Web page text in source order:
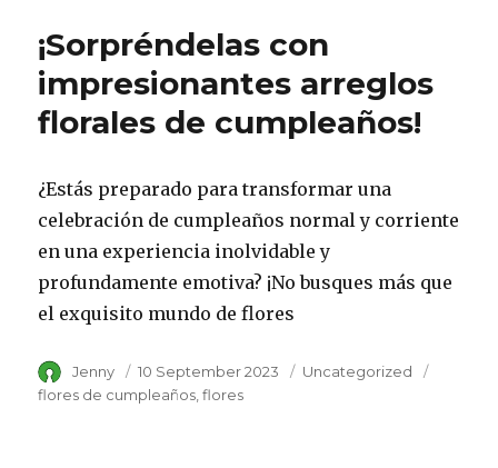
¡Sorpréndelas con
impresionantes arreglos
florales de cumpleaños!
¿Estás preparado para transformar una
celebración de cumpleaños normal y corriente
en una experiencia inolvidable y
profundamente emotiva? ¡No busques más que
el exquisito mundo de flores
Author
Jenny
Posted
on
10 September 2023 Category
Uncategorized
flores de cumpleaños flores